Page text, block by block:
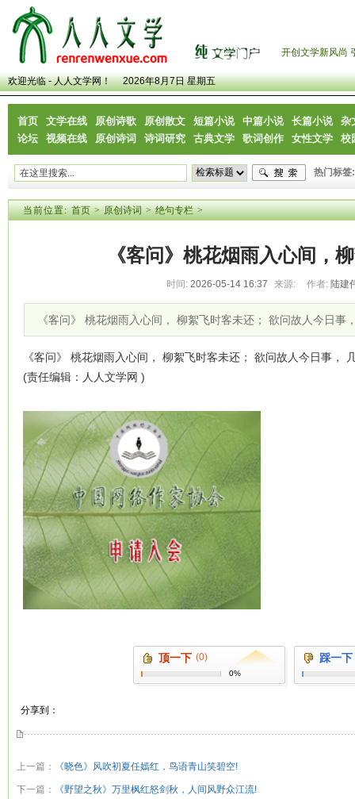
开创文学新风尚
欢迎光临 - 人人文学网！ 2026年8月7日 星期五
首页 文学在线 原创诗歌 原创散文 短篇小说 中篇小说 长篇小说
杂
论坛
视频在线 原创诗词 诗词研究 古典文学 歌词创作 女性文学 校
热门标签:
当前位置: 首页>原创诗词>绝句专栏>
《客问》桃花烟雨入心间，
时间: 2026-05-14 16:37 来源: 作者: 陆建
《客问》 桃花烟雨入心间， 柳絮飞时客未还； 欲问故人今日事
《客问》 桃花烟雨入心间， 柳絮飞时客未还； 欲问故人今日事，
(责任编辑：人人文学网 )
顶一下 (0)
0%
踩一下
分享到：
上一篇： 《晓色》风吹初夏任嫣红，鸟语青山笑碧空!
下一篇： 《野望之秋》万里枫红怒剑秋，人间风野众江流!